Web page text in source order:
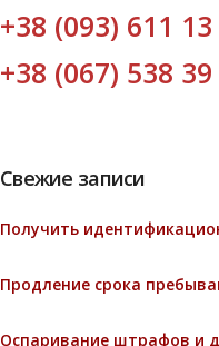
+38 (093) 611
+38 (067) 538
Свежие записи
Получить
Продление срока
Оспаривание штрафов и